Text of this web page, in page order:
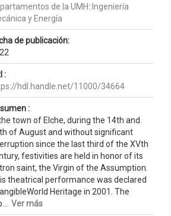
de la UMH::Ingeniería
y Energía
de publicación:
:
hdl.handle.net/11000/34664
:
town of Elche, during the 14th and
of August and without significant
since the last third of the XVth
festivities are held in honor of its
saint, the Virgin of the Assumption.
theatrical performance was declared
Heritage in 2001. The
Ver más